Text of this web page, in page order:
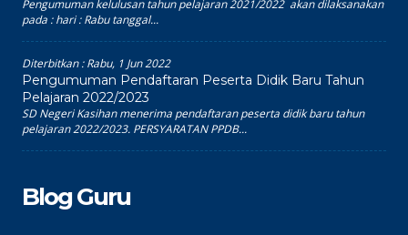
Pengumuman kelulusan tahun pelajaran 2021/2022 akan dilaksanakan
pada : hari : Rabu tanggal...
Diterbitkan :Rabu, 1 Jun 2022
Pengumuman Pendaftaran Peserta Didik Baru Tahun
Pelajaran 2022/2023
SD Negeri Kasihan menerima pendaftaran peserta didik baru tahun
pelajaran 2022/2023. PERSYARATAN PPDB...
Blog Guru